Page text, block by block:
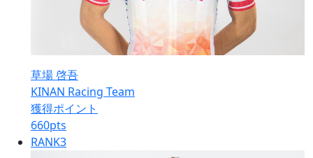
草場 啓吾
KINAN Racing Team
獲得ポイント
660pts
RANK3